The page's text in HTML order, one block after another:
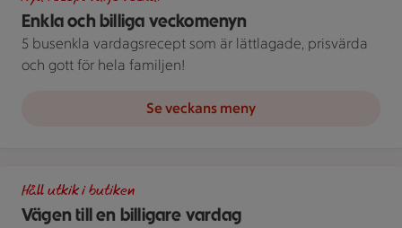
Enkla och billiga veckomenyn
5 busenkla vardagsrecept som är lättlagade, prisvärda
och gott för hela familjen!
Se veckans meny
Vägen till en billigare vardag
Håll utkik i butiken